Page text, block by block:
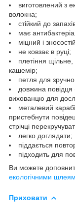
виготовлений з
волокна;
стійкий до
має
міцний і
не ковзає в руці;
плетіння
кашемір;
петля для
довжина
вихованцю для
металевий
пристебнути
стрічці
легко доглядати;
піддається
підходить для
Ви можете
екологічними
Приховати